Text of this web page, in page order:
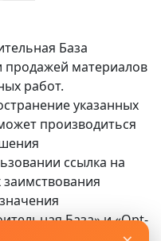
База
продажей материалов
работ.
указанных
производиться
ссылка на
База» и «Opt-